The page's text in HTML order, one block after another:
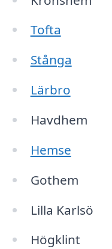
Tofta
Stånga
Lärbro
Havdhem
Hemse
Gothem
Lilla Karlsö
Högklint